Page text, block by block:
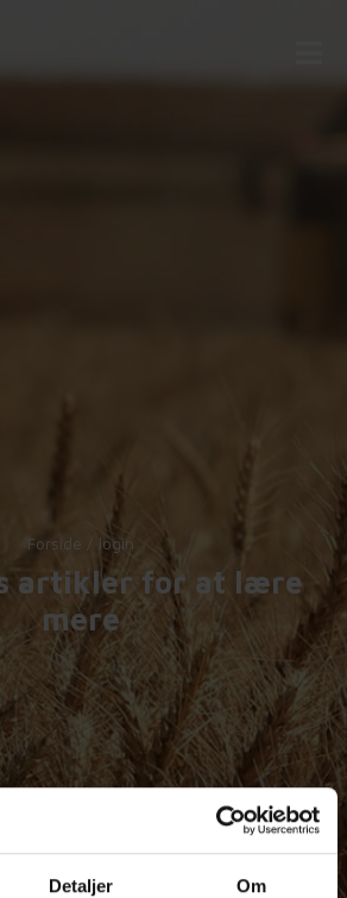
Detaljer Om
Forside / login
artikler for at lære
mere